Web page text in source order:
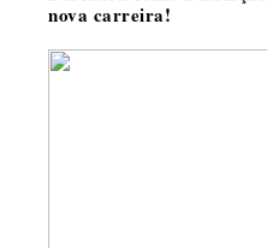
nova carreira!